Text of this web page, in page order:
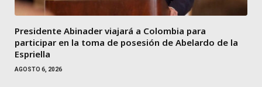
Presidente Abinader viajará a Colombia para
participar en la toma de posesión de Abelardo de la
Espriella
AGOSTO 6, 2026